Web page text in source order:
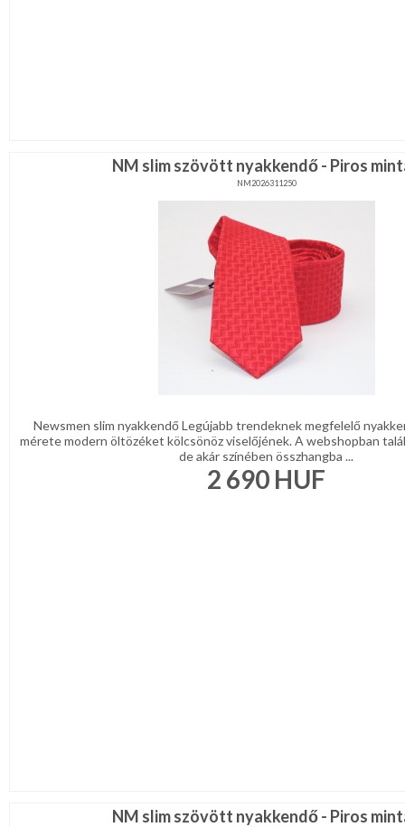
NM slim szövött nyakkendő - Piros
NM2026311250
Newsmen slim nyakkendő Legújabb trendeknek megfelelő
mérete modern öltözéket kölcsönöz viselőjének. A webshopban
de akár színében összhangba ...
2 690 HUF
NM slim szövött nyakkendő - Piros